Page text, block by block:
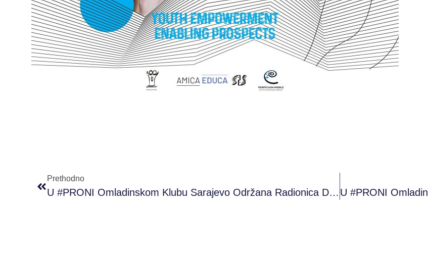
Prethodno
U #PRONI Omladinskom Klubu Sarajevo Održana Radionica Digitalni Marketing